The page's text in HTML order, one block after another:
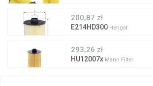
200,87 zł
E214HD300 Hengst
293,26 zł
HU12007x Mann Filter